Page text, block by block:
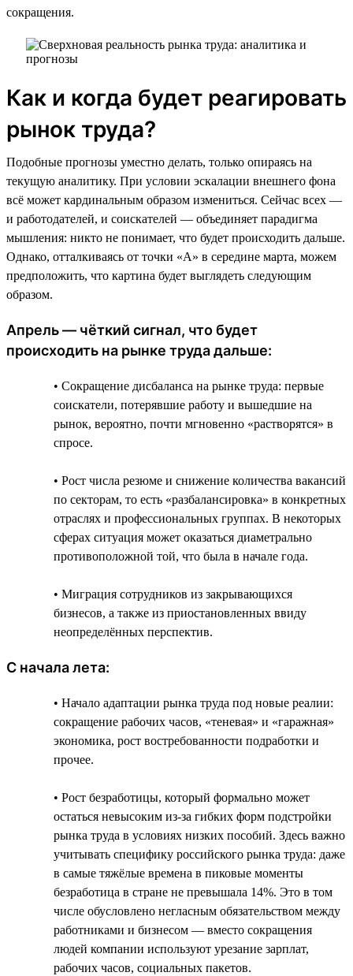
сокращения.
Как и когда будет реагировать
рынок труда?
Подобные прогнозы уместно делать, только опираясь на
текущую аналитику. При условии эскалации внешнего фона
всё может кардинальным образом измениться. Сейчас всех —
и работодателей, и соискателей — объединяет парадигма
мышления: никто не понимает, что будет происходить дальше.
Однако, отталкиваясь от точки «А» в середине марта, можем
предположить, что картина будет выглядеть следующим
образом.
Апрель — чёткий сигнал, что будет
происходить на рынке труда дальше:
• Сокращение дисбаланса на рынке труда: первые
соискатели, потерявшие работу и вышедшие на
рынок, вероятно, почти мгновенно «растворятся» в
спросе.
• Рост числа резюме и снижение количества вакансий
по секторам, то есть «разбалансировка» в конкретных
отраслях и профессиональных группах. В некоторых
сферах ситуация может оказаться диаметрально
противоположной той, что была в начале года.
• Миграция сотрудников из закрывающихся
бизнесов, а также из приостановленных ввиду
неопределённых перспектив.
С начала лета:
• Начало адаптации рынка труда под новые реалии:
сокращение рабочих часов, «теневая» и «гаражная»
экономика, рост востребованности подработки и
прочее.
• Рост безработицы, который формально может
остаться невысоким из-за гибких форм подстройки
рынка труда в условиях низких пособий. Здесь важно
учитывать специфику российского рынка труда: даже
в самые тяжёлые времена в пиковые моменты
безработица в стране не превышала 14%. Это в том
числе обусловлено негласным обязательством между
работниками и бизнесом — вместо сокращения
людей компании используют урезание зарплат,
рабочих часов, социальных пакетов.